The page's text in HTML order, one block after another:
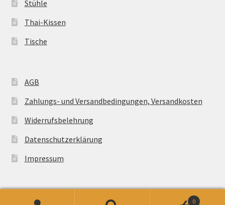
Stühle
Thai-Kissen
Tische
AGB
Zahlungs- und Versandbedingungen, Versandkosten
Widerrufsbelehrung
Datenschutzerklärung
Impressum
0